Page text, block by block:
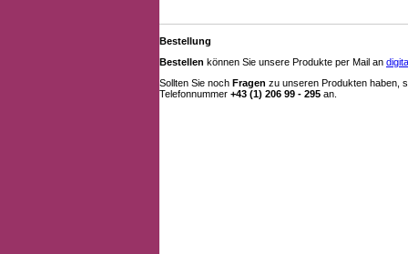
Bestellung
Bestellen können Sie unsere Produkte per Mail an
Sollten Sie noch Fragen zu unseren Produkten haben,
Telefonnummer +43 (1) 206 99 - 295 an.